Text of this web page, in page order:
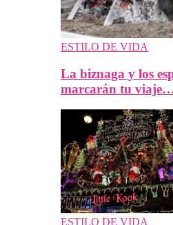
ESTILO DE VIDA
La biznaga y los
marcarán tu
ESTILO DE VIDA